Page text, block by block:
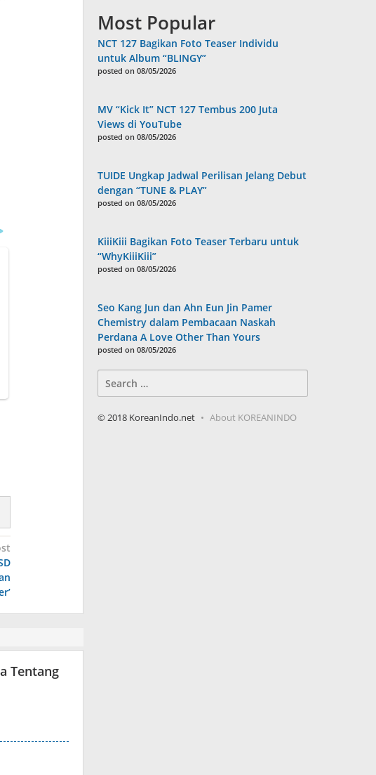
Tentang
Most Popular
NCT 127 Bagikan Foto Teaser Individu
untuk Album “BLINGY”
posted on 08/05/2026
MV “Kick It” NCT 127 Tembus 200 Juta
Views di YouTube
posted on 08/05/2026
TUIDE Ungkap Jadwal Perilisan Jelang Debut
dengan “TUNE & PLAY”
posted on 08/05/2026
KiiiKiii Bagikan Foto Teaser Terbaru untuk
“WhyKiiiKiii”
posted on 08/05/2026
Seo Kang Jun dan Ahn Eun Jin Pamer
Chemistry dalam Pembacaan Naskah
Perdana A Love Other Than Yours
posted on 08/05/2026
for:
© 2018 KoreanIndo.net About KOREANINDO